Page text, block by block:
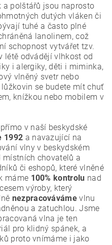
a polštářů jsou naprosto
dutých vláken či
tuhé a často plné
lanolinem, což
schopnost vytvářet tzv.
létě odvádějí vlhkost od
i alergiky, děti i miminka,
vlněný svetr nebo
se budete mít chuť
knížkou nebo mobilem v
v naší beskydské
1992 a navazující na
vlny v beskydském
místních chovatelů a
či eshopů, které vlněné
máme 100% kontrolu nad
výroby, který
nezpracováváme vlnu
a zatuchlou. Jsme
vlna je ten
pro klidný spánek, a
proto vnímáme i jako